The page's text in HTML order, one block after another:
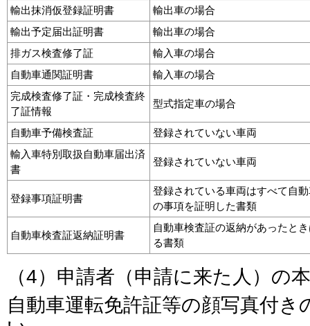
輸出抹消仮登録証明書
輸出車の場合
輸出予定届出証明書
輸出車の場合
排ガス検査修了証
輸入車の場合
自動車通関証明書
輸入車の場合
完成検査修了証・完成検査終
了証情報
型式指定車の場合
自動車予備検査証
登録されていない車両
輸入車特別取扱自動車届出済
書
登録されていない車両
登録事項証明書
登録されている車両はすべて自
の事項を証明した書類
自動車検査証返納証明書
自動車検査証の返納があったと
る書類
（4）申請者（申請に来た人）の
自動車運転免許証等の顔写真付き